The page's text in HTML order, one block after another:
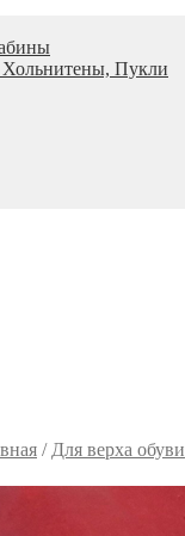
Пукли
/ Для верха обуви